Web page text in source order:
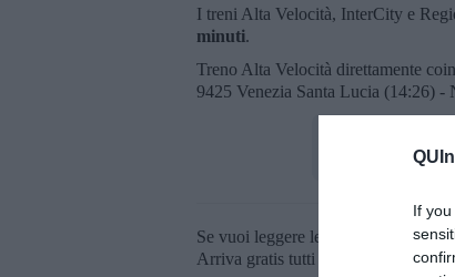
If
I treni Alta Velocità, InterCity e
minuti.
Treno Alta Velocità direttamente
9425 Venezia Santa Lucia (14:26) -
Se vuoi leggere le notizie principali
Arriva gratis tutti i giorni alle 20:00